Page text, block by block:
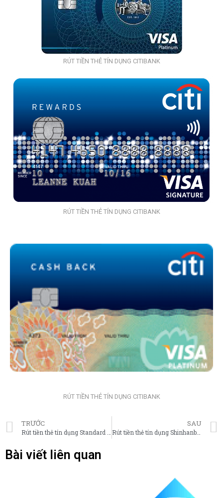
RÚT TIỀN THẺ TÍN DỤNG CITIBANK
RÚT TIỀN THẺ TÍN DỤNG CITIBANK
RÚT TIỀN THẺ TÍN DỤNG CITIBANK
TRƯỚC SAU
Rút tiền thẻ tín dụng Shinhanbank
Bài viết liên quan